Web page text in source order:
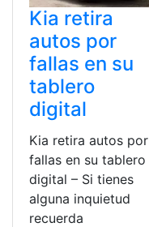
Kia retira
autos por
fallas en su
tablero
digital
Kia retira autos por
fallas en su tablero
digital – Si tienes
alguna inquietud
recuerda